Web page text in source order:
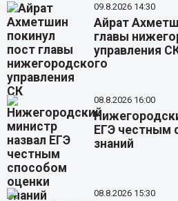
09.8.2026 14:30
Айрат
главы
управления
08.8.2026 16:00
ЕГЭ честным
знаний
08.8.2026 15:30